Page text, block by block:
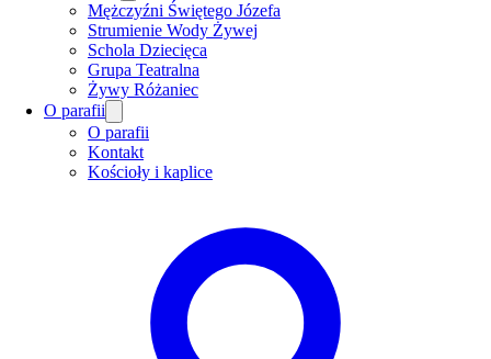
Mężczyźni Świętego Józefa
Strumienie Wody Żywej
Schola Dziecięca
Grupa Teatralna
Żywy Różaniec
O parafii
O parafii
Kontakt
Kościoły i kaplice